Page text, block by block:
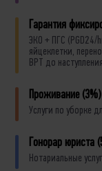
Гарантия
ЭКО + ПГС (PGD24/
яйцеклетки,
ВРТ до
Проживание (3%)
Услуги по уборке
Гонорар юриста
Нотариальные